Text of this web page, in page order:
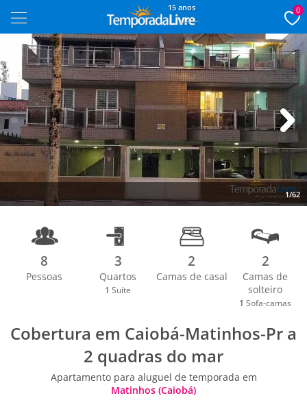
15 anos 0
1/62
Next
8
Pessoas
3
Quartos
1 Suíte
2
Camas de casal
2
Camas de
solteiro
1 Sofa-camas
Cobertura em Caiobá-Matinhos-Pr a
2 quadras do mar
Apartamento para aluguel de temporada em
Matinhos (Caiobá)